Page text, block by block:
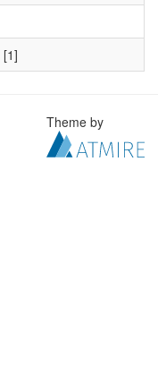
[1]
Theme by